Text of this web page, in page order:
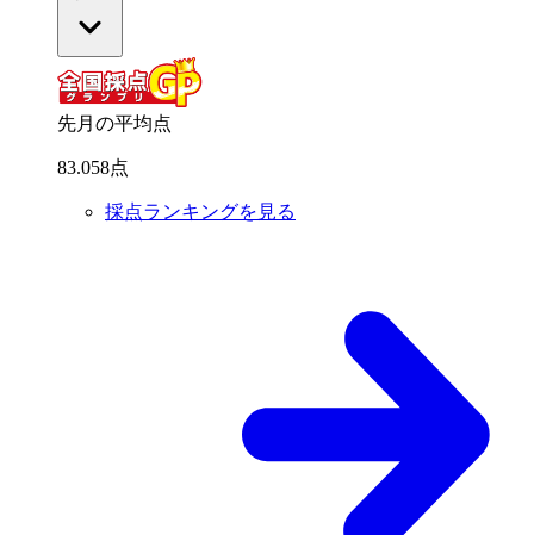
先月の平均点
83.058点
採点ランキングを見る